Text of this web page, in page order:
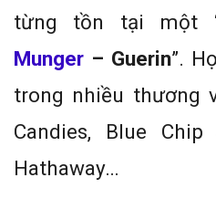
từng tồn tại một
Munger – Guerin”.
trong nhiều thương
Candies, Blue Chip
Hathaway…